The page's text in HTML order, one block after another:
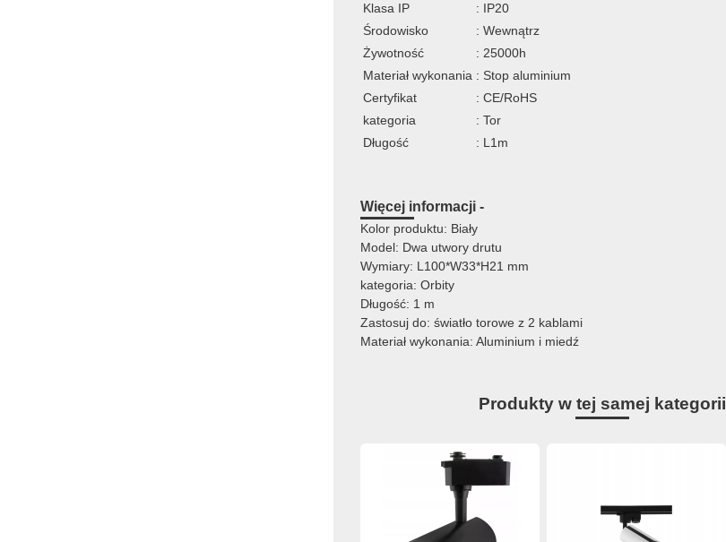
Klasa IP
: IP20
Środowisko
: Wewnątrz
Żywotność
: 25000h
Materiał wykonania : Stop aluminium
Certyfikat
: CE/RoHS
kategoria
: Tor
Długość
: L1m
Więcej informacji -
Kolor produktu: Biały
Model: Dwa utwory drutu
Wymiary: L100*W33*H21 mm
kategoria: Orbity
Długość: 1 m
Zastosuj do: światło torowe z 2 kablami
Materiał wykonania: Aluminium i miedź
Produkty w tej samej kategorii